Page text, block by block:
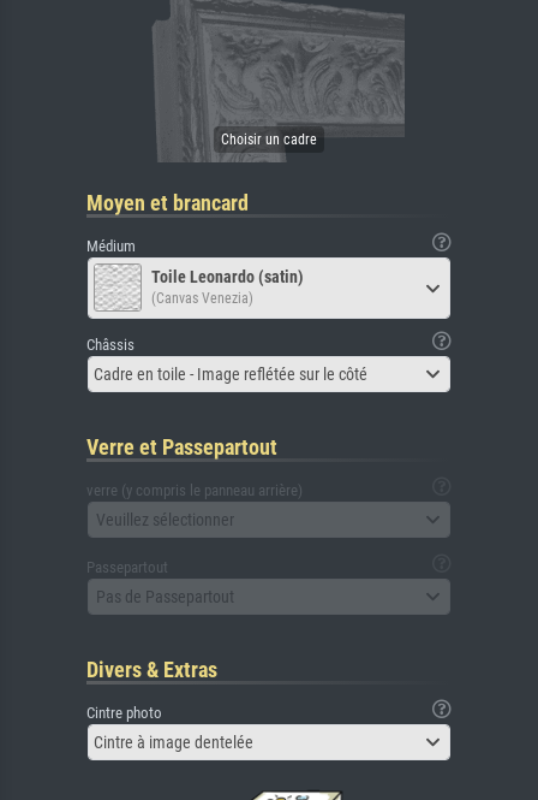
Moyen et brancard
Médium
Toile Leonardo (satin)
(Canvas Venezia)
Châssis
Cadre en toile - Image reflétée sur le côté
Verre et Passepartout
verre (y compris le panneau arrière)
Veuillez sélectionner
Passepartout
Pas de Passepartout
Divers & Extras
Cintre photo
Cintre à image dentelée